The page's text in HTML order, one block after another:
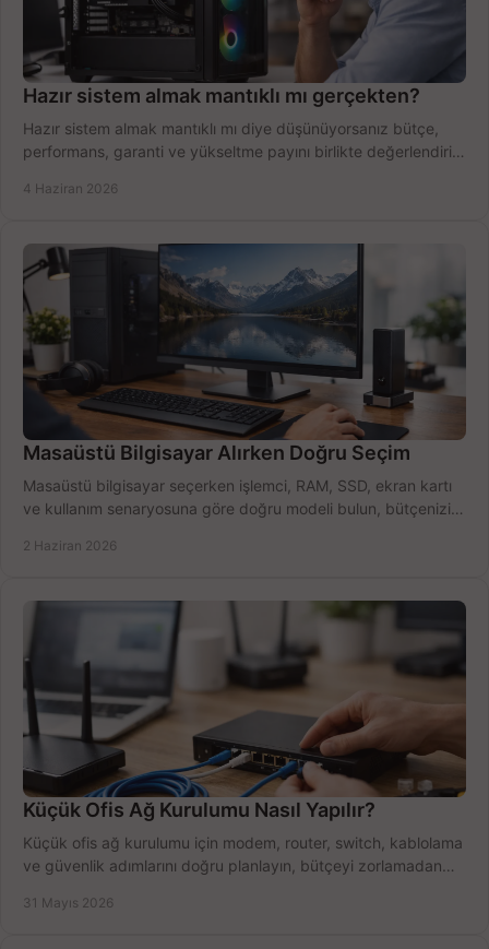
Hazır sistem almak mantıklı mı gerçekten?
Hazır sistem almak mantıklı mı diye düşünüyorsanız bütçe,
performans, garanti ve yükseltme payını birlikte değerlendirin,
4 Haziran 2026
Masaüstü Bilgisayar Alırken Doğru Seçim
Masaüstü bilgisayar seçerken işlemci, RAM, SSD, ekran kartı
ve kullanım senaryosuna göre doğru modeli bulun, bütçenizi
2 Haziran 2026
Küçük Ofis Ağ Kurulumu Nasıl Yapılır?
Küçük ofis ağ kurulumu için modem, router, switch, kablolama
ve güvenlik adımlarını doğru planlayın, bütçeyi zorlamadan
31 Mayıs 2026